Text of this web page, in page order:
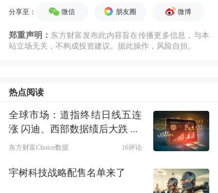
类产品责任厘定存在挑战，定责如迷宫
般错综复杂，还有赖于法律、政策等进
一步完善。未来要成为单独险种，需解
题。
新能源车企试水“智驾险”
“小鹏汽车的智能辅助驾驶安心服务是4
月28日上线的，这之后提车的客户都可
以购买。在小鹏App里买，费用是239
分享至： 微信 朋友圈 微博
郑重声明： 东方财富发布此内容旨在传播更多信息，与本
站立场无关，不构成投资建议。据此操作，风险自担。
热点阅读
全球市场：道指终结日线五连
涨 闪迪、西部数据绩后大跌 ...
东方财富Choice数据 16评论
宇树科技战略配售名单来了